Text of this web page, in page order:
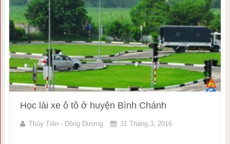
Học lái xe ô tô ở huyện Bình Chánh
Thủy Tiên - Đông Dương 31 Tháng 3, 2016